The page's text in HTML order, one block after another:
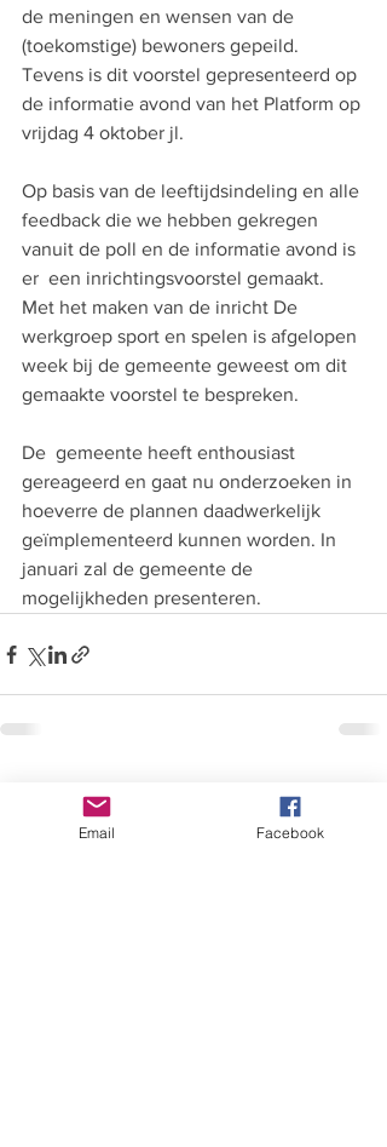
de meningen en wensen van de
(toekomstige) bewoners gepeild.
Tevens is dit voorstel gepresenteerd op
de informatie avond van het Platform op
vrijdag 4 oktober jl.
Op basis van de leeftijdsindeling en alle
feedback die we hebben gekregen
vanuit de poll en de informatie avond is
er  een inrichtingsvoorstel gemaakt.
Met het maken van de inricht De
werkgroep sport en spelen is afgelopen
week bij de gemeente geweest om dit
gemaakte voorstel te bespreken.
De  gemeente heeft enthousiast
gereageerd en gaat nu onderzoeken in
hoeverre de plannen daadwerkelijk
geïmplementeerd kunnen worden. In
januari zal de gemeente de
mogelijkheden presenteren.
Recente blogposts Alles weergeven
Email Facebook